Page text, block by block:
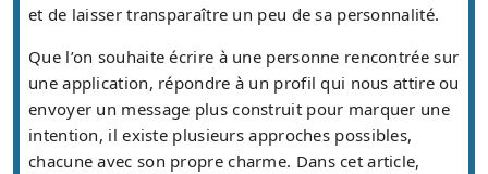
et de laisser transparaître un peu de sa personnalité.
Que l’on souhaite écrire à une personne rencontrée sur
une application, répondre à un profil qui nous attire ou
envoyer un message plus construit pour marquer une
intention, il existe plusieurs approches possibles,
chacune avec son propre charme. Dans cet article,